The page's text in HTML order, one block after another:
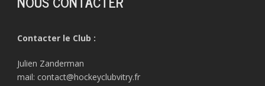
Contacter le Club :
Julien Zanderman
mail: contact@hockeyclubvitry.fr